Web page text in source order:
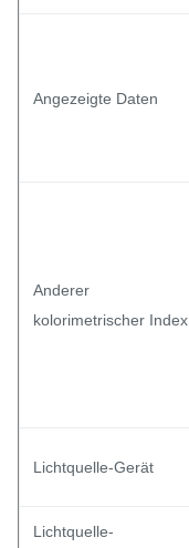
Angezeigte Daten
Anderer
kolorimetrischer Index
Lichtquelle-Gerät
Lichtquelle-